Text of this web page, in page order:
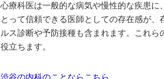
心療科医は一般的な病気や慢性的な疾患
とって信頼できる医師としての存在感が
ルス診断や予防接種も含まれます。これ
役立ちます。
渋谷の内科のことならこちら